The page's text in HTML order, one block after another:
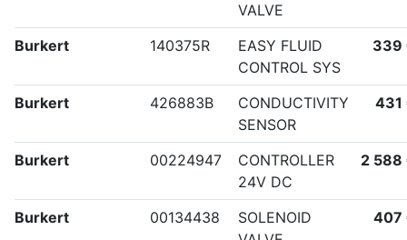
VALVE
Burkert 140375R
EASY FLUID
CONTROL SYS
339
Burkert 426883B
CONDUCTIVITY
SENSOR
431
Burkert 00224947
CONTROLLER
24V DC
2 588
Burkert 00134438
SOLENOID
407